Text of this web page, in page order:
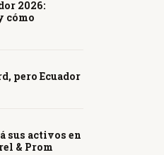
2026:
cómo
pero Ecuador
sus activos en
& Prom